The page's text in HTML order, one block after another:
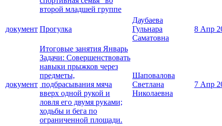
второй младшей группе
документ Прогулка
Даубаева
Гульнара
Саматовна
8 Апр
документ
Итоговые занятия Январь
Задачи: Совершенствовать
навыки прыжков через
предметы,
подбрасывания мяча
вверх одной рукой и
ловля его двумя руками;
ходьбы и бега по
ограниченной площади.
Шаповалова
Светлана
Николаевна
7 Апр